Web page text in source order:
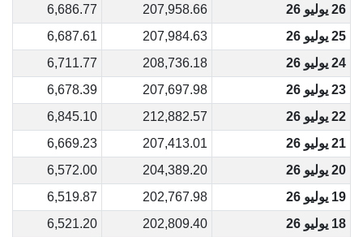
26 يوليو 26
207,958.66
6,686.77
25 يوليو 26
207,984.63
6,687.61
24 يوليو 26
208,736.18
6,711.77
23 يوليو 26
207,697.98
6,678.39
22 يوليو 26
212,882.57
6,845.10
21 يوليو 26
207,413.01
6,669.23
20 يوليو 26
204,389.20
6,572.00
19 يوليو 26
202,767.98
6,519.87
18 يوليو 26
202,809.40
6,521.20